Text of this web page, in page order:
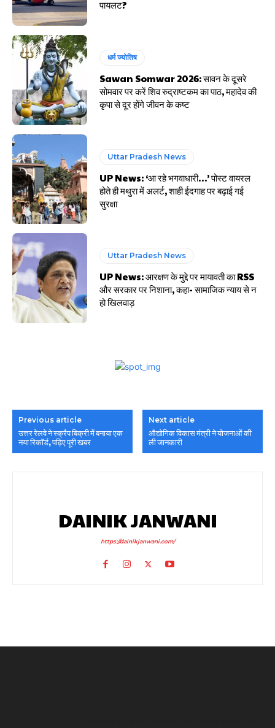
पायलट?
धर्म ज्योतिष
Sawan Somwar 2026: सावन के दूसरे
सोमवार पर करें शिव रुद्राष्टकम का पाठ, महादेव की
कृपा से दूर होंगे जीवन के कष्ट
Uttar Pradesh News
UP News: ‘आ रहे भगवाधारी…’ पोस्ट वायरल
होते ही मथुरा में अलर्ट, शाही ईदगाह पर बढ़ाई गई
सुरक्षा
Uttar Pradesh News
UP News: आरक्षण के मुद्दे पर मायावती का RSS
और सरकार पर निशाना, कहा- सामाजिक न्याय से न
हो खिलवाड़
Previous article
उत्तर रेलवे ने स्क्रैप बिक्री में बनाया एक
नया रिकॉर्ड, पढ़िए पूरी खबर
Next article
औद्योगिक विकास मंत्री ने योजनाओं की
ली जानकारी
DAINIK JANWANI
https://dainikjanwani.com/